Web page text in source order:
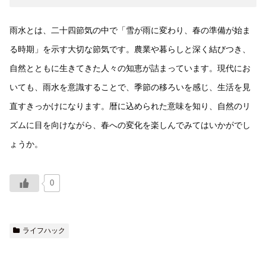
雨水とは、二十四節気の中で「雪が雨に変わり、春の準備が始ま
る時期」を示す大切な節気です。農業や暮らしと深く結びつき、
自然とともに生きてきた人々の知恵が詰まっています。現代にお
いても、雨水を意識することで、季節の移ろいを感じ、生活を見
直すきっかけになります。暦に込められた意味を知り、自然のリ
ズムに目を向けながら、春への変化を楽しんでみてはいかがでし
ょうか。
0
ライフハック